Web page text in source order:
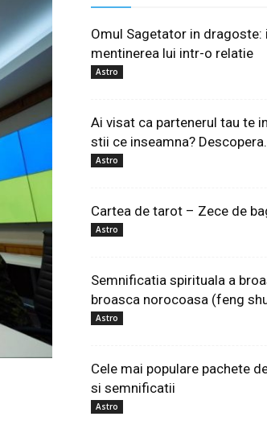
Omul Sagetator in dragoste:
mentinerea lui intr-o relatie
Astro
Ai visat ca partenerul tau te
stii ce inseamna?
Astro
Cartea de tarot – Zece de
Astro
Semnificatia spirituala a
broasca norocoasa (feng
Astro
Cele mai populare pachete
si semnificatii
Astro